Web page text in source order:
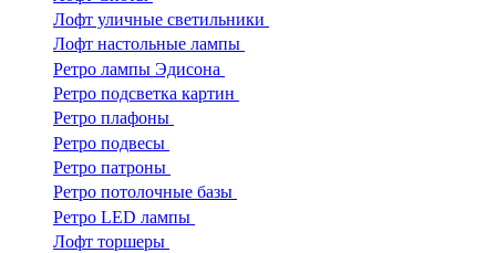
Лофт уличные светильники
Лофт настольные лампы
Ретро лампы Эдисона
Ретро подсветка картин
Ретро плафоны
Ретро подвесы
Ретро патроны
Ретро потолочные базы
Ретро LED лампы
Лофт торшеры